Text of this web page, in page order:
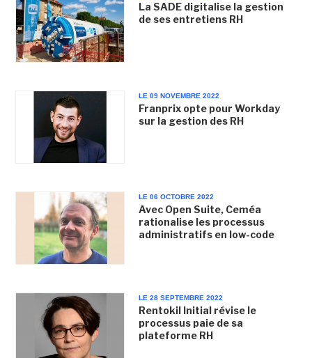
La SADE digitalise la gestion
de ses entretiens RH
LE 09 NOVEMBRE 2022
Franprix opte pour Workday
sur la gestion des RH
LE 06 OCTOBRE 2022
Avec Open Suite, Ceméa
rationalise les processus
administratifs en low-code
LE 28 SEPTEMBRE 2022
Rentokil Initial révise le
processus paie de sa
plateforme RH